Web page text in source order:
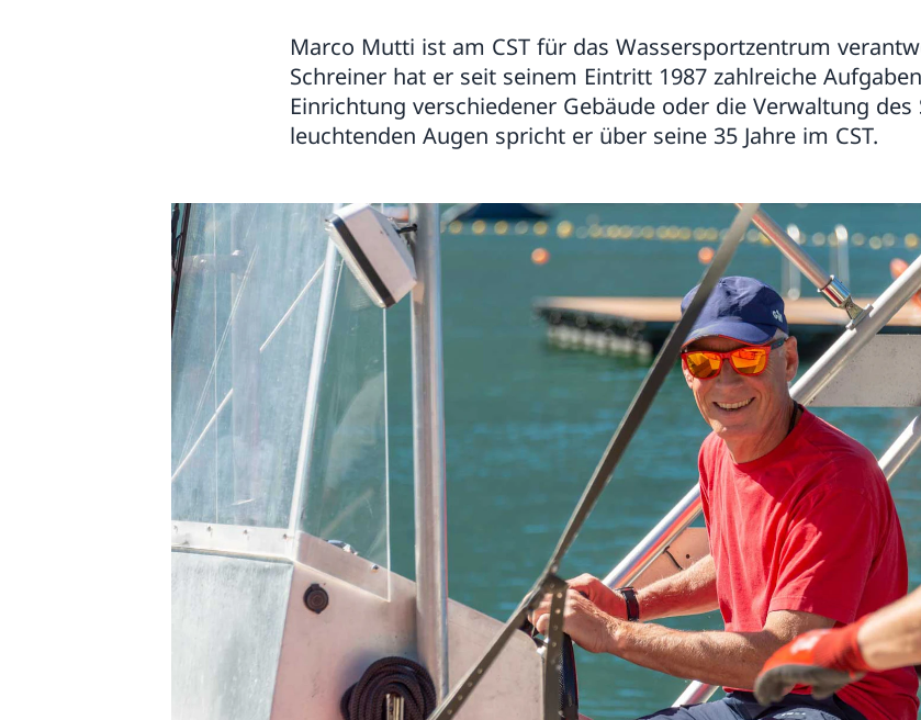
Marco Mutti ist am CST für das Wassersportzentrum
Schreiner hat er seit seinem Eintritt 1987 zahlreiche
Einrichtung verschiedener Gebäude oder die Verwaltung
leuchtenden Augen spricht er über seine 35 Jahre im CST.